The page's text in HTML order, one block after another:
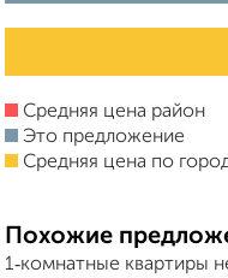
Средняя цена район
Это предложение
Средняя цена по
Похожие
1‑комнатные квартиры